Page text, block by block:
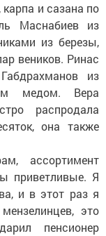
и сазана по
Маснабиев из
из березы,
веников. Ринас
из
медом. Вера
распродала
она также
ассортимент
приветливые. Я
и в этот раз я
это
пенсионер